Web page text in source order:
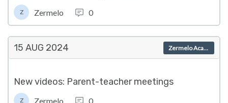
Z Zermelo 0
15 AUG 2024
New videos: Parent-teacher meetings
Z Zermelo 0
Zermelo Academy